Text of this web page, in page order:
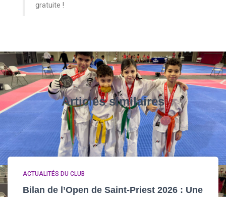
gratuite !
Articles similaires
ACTUALITÉS DU CLUB
Bilan de l’Open de Saint-Priest 2026 : Une